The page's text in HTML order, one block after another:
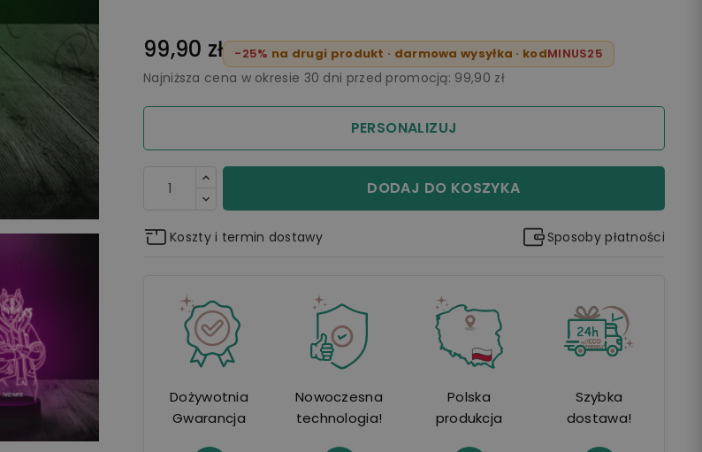
99,90 zł -25% na drugi produkt · darmowa wysyłka · kodMINUS25
Najniższa cena w okresie 30 dni przed promocją: 99,90 zł
PERSONALIZUJ
DODAJ DO KOSZYKA
Koszty i termin dostawy Sposoby płatności
Dożywotnia
Gwarancja
Nowoczesna
technologia!
Polska
produkcja
Szybka
dostawa!